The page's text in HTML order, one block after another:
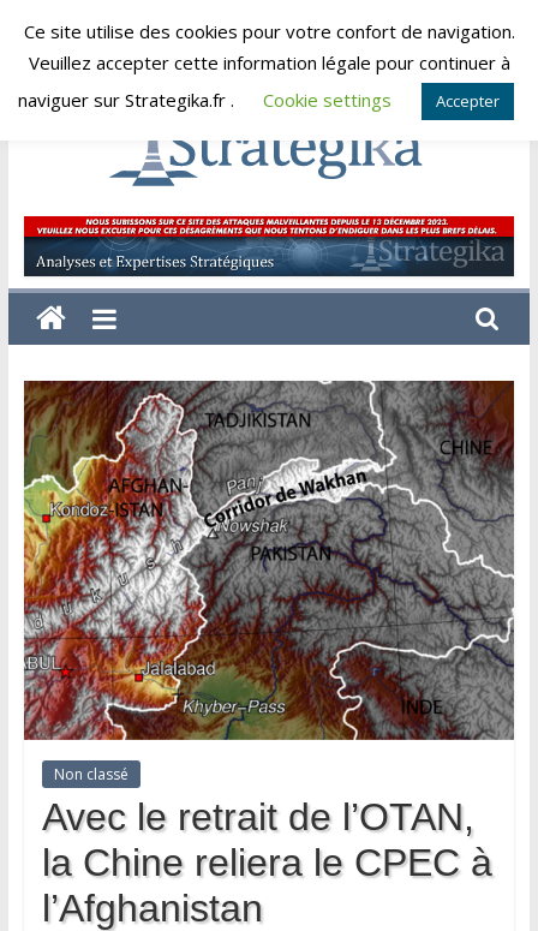
Skip
samedi, août 8, 2026
Strategika
Expertise
et
Analyses
Non classé
Avec le retrait de l’OTAN,
la Chine reliera le CPEC à
l’Afghanistan
Ce site utilise des cookies pour votre confort de navigation.
Veuillez accepter cette information légale pour continuer à
naviguer sur Strategika.fr .
Cookie settings Accepter